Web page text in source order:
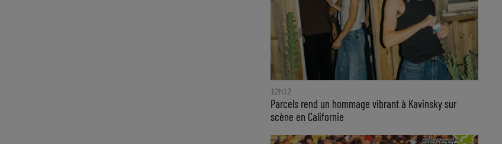
12h12
Parcels rend un hommage vibrant à Kavinsky sur
scène en Californie